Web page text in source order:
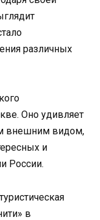
различных
Оно удивляет
внешним видом,
и
России.
в